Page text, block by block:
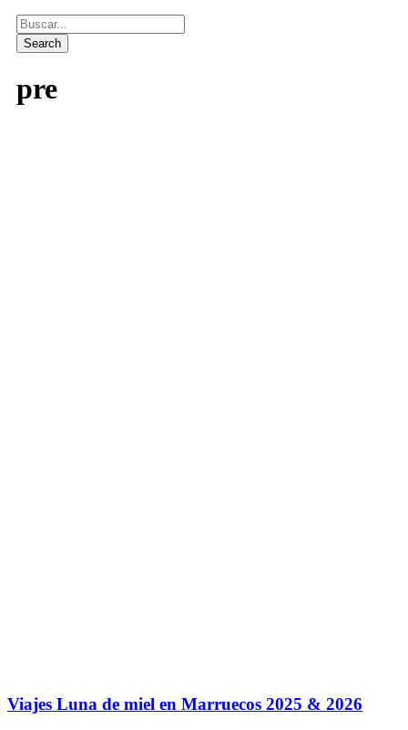
pre
Viajes Luna de miel en Marruecos 2025 & 2026